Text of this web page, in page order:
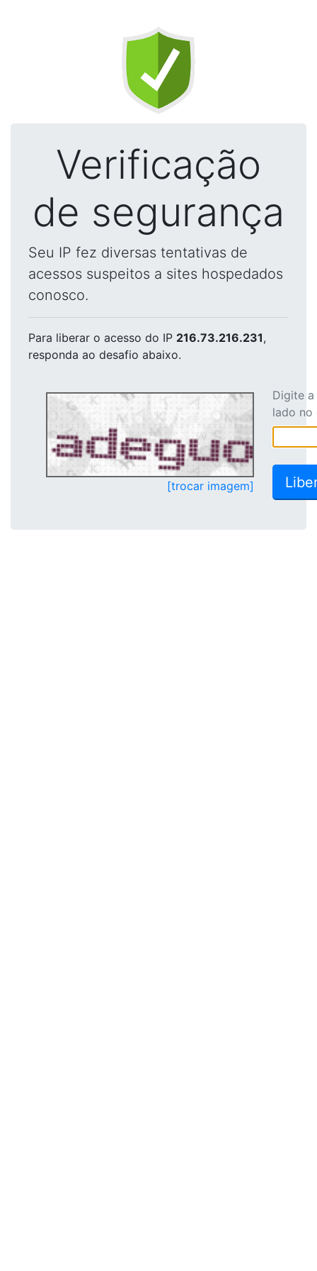
Verificação
de segurança
Seu IP fez diversas tentativas de
acessos suspeitos a sites hospedados
conosco.
Para liberar o acesso do IP 216.73.216.231,
responda ao desafio abaixo.
[trocar imagem]
Digite
lado no